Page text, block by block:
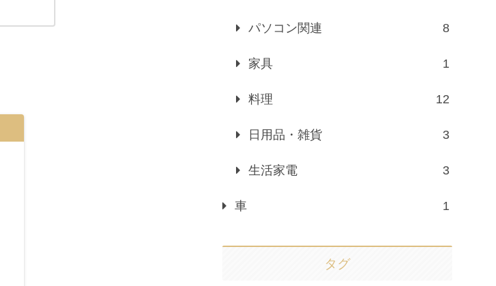
パソコン関連 8
家具 1
料理 12
日用品・雑貨 3
生活家電 3
車 1
タグ